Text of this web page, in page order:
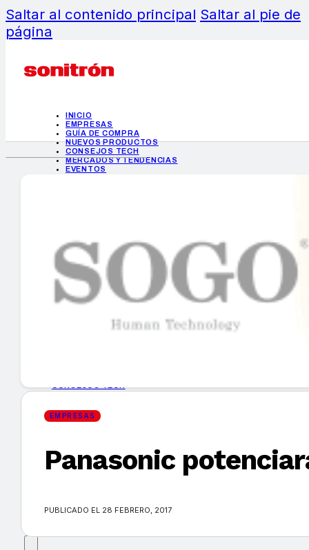
Saltar al contenido principal Saltar al pie de
página
INICIO
EMPRESAS
GUÍA DE COMPRA
NUEVOS PRODUCTOS
CONSEJOS TECH
MERCADOS Y TENDENCIAS
EVENTOS
INICIO
EMPRESAS
GUÍA DE COMPRA
MERCADOS Y TENDENCIAS
EMPRESAS
Panasonic
PUBLICADO EL 28 FEBRERO, 2017